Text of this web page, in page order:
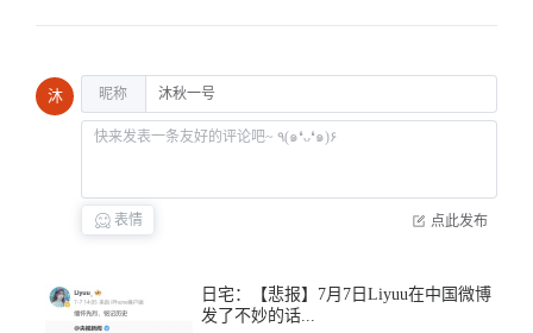
2023-04-18 11:59
沐 昵称
表情 点此发布
日宅：【悲报】7月7日Liyuu在中国微博
发了不妙的话...